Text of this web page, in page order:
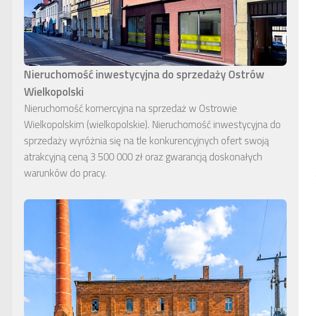
Nieruchomość inwestycyjna do sprzedaży Ostrów
Wielkopolski
Nieruchomość komercyjna na sprzedaż w Ostrowie
Wielkopolskim (wielkopolskie). Nieruchomość inwestycyjna do
sprzedaży wyróżnia się na tle konkurencyjnych ofert swoją
atrakcyjną ceną 3 500 000 zł oraz gwarancją doskonałych
warunków do pracy.